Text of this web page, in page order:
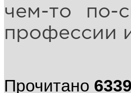
чем-то по-
профессии
Прочитано 6339